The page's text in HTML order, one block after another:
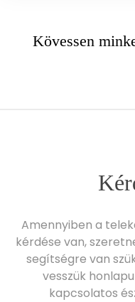
Kövessen
Amennyiben a
kérdése van,
segítségre van
vesszük
kapcsolatos